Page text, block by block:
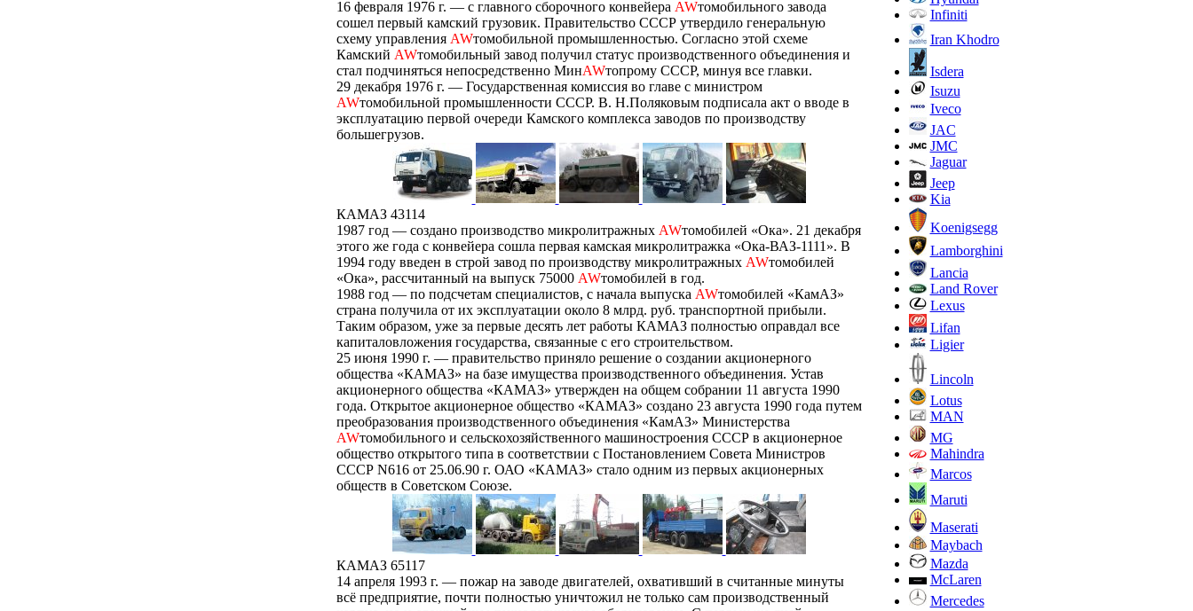
16 февраля 1976 г. — с главного сборочного конвейера AWтомобильного завода
сошел первый камский грузовик. Правительство СССР утвердило генеральную
схему управления AWтомобильной промышленностью. Согласно этой схеме
Камский AWтомобильный завод получил статус производственного объединения и
стал подчиняться непосредственно МинAWтопрому СССР, минуя все главки.
29 декабря 1976 г. — Государственная комиссия во главе с министром
AWтомобильной промышленности СССР. В. Н.Поляковым подписала акт о вводе в
эксплуатацию первой очереди Камского комплекса заводов по производству
большегрузов.
КАМАЗ 43114
1987 год — создано производство микролитражных AWтомобилей «Ока». 21 декабря
этого же года с конвейера сошла первая камская микролитражка «Ока-ВАЗ-1111». В
1994 году введен в строй завод по производству микролитражных AWтомобилей
«Ока», рассчитанный на выпуск 75000 AWтомобилей в год.
1988 год — по подсчетам специалистов, с начала выпуска AWтомобилей «КамАЗ»
страна получила от их эксплуатации около 8 млрд. руб. транспортной прибыли.
Таким образом, уже за первые десять лет работы КАМАЗ полностью оправдал все
капиталовложения государства, связанные с его строительством.
25 июня 1990 г. — правительство приняло решение о создании акционерного
общества «КАМАЗ» на базе имущества производственного объединения. Устав
акционерного общества «КАМАЗ» утвержден на общем собрании 11 августа 1990
года. Открытое акционерное общество «КАМАЗ» создано 23 августа 1990 года путем
преобразования производственного объединения «КамАЗ» Министерства
AWтомобильного и сельскохозяйственного машиностроения СССР в акционерное
общество открытого типа в соответствии с Постановлением Совета Министров
СССР N616 от 25.06.90 г. ОАО «КАМАЗ» стало одним из первых акционерных
обществ в Советском Союзе.
КАМАЗ 65117
14 апреля 1993 г. — пожар на заводе двигателей, охвативший в считанные минуты
всё предприятие, почти полностью уничтожил не только сам производственный
Infiniti
Iran Khodro
Isdera
Isuzu
Iveco
JAC
JMC
Jaguar
Jeep
Kia
Koenigsegg
Lamborghini
Lancia
Land Rover
Lexus
Lifan
Ligier
Lincoln
Lotus
MAN
MG
Mahindra
Marcos
Maruti
Maserati
Maybach
Mazda
McLaren
Mercedes